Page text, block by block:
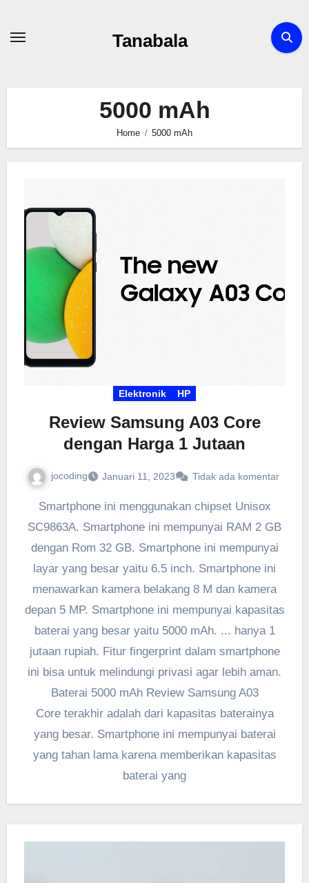
Tanabala
5000 mAh
Home 5000 mAh
Elektronik HP
Review Samsung A03 Core
dengan Harga 1 Jutaan
jocoding Januari 11, 2023 Tidak ada komentar
Smartphone ini menggunakan chipset Unisox
SC9863A. Smartphone ini mempunyai RAM 2 GB
dengan Rom 32 GB. Smartphone ini mempunyai
layar yang besar yaitu 6.5 inch. Smartphone ini
menawarkan kamera belakang 8 M dan kamera
depan 5 MP. Smartphone ini mempunyai kapasitas
baterai yang besar yaitu 5000 mAh. ... hanya 1
jutaan rupiah. Fitur fingerprint dalam smartphone
ini bisa untuk melindungi privasi agar lebih aman.
Baterai 5000 mAh Review Samsung A03
Core terakhir adalah dari kapasitas baterainya
yang besar. Smartphone ini mempunyai baterai
yang tahan lama karena memberikan kapasitas
baterai yang